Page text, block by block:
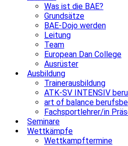
Was ist die BAE?
Grundsätze
BAE-Dojo werden
Leitung
Team
European Dan College
Ausrüster
Ausbildung
Trainerausbildung
ATK-SV INTENSIV
art of balance
Fachsportlehrer/in
Seminare
Wettkämpfe
Wettkampftermine